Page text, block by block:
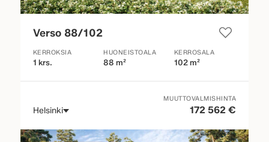
Verso 88/102
KERROKSIA
1 krs.
HUONEISTOALA
88 m²
KERROSALA
102 m²
Helsinki
MUUTTOVALMISHINTA
172 562 €